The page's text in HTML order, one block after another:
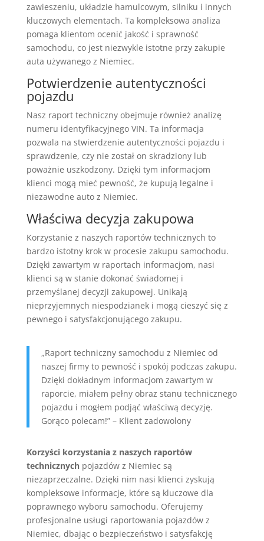
zawieszeniu, układzie hamulcowym, silniku i innych
kluczowych elementach. Ta kompleksowa analiza
pomaga klientom ocenić jakość i sprawność
samochodu, co jest niezwykle istotne przy zakupie
auta używanego z Niemiec.
Potwierdzenie autentyczności
pojazdu
Nasz raport techniczny obejmuje również analizę
numeru identyfikacyjnego VIN. Ta informacja
pozwala na stwierdzenie autentyczności pojazdu i
sprawdzenie, czy nie został on skradziony lub
poważnie uszkodzony. Dzięki tym informacjom
klienci mogą mieć pewność, że kupują legalne i
niezawodne auto z Niemiec.
Właściwa decyzja zakupowa
Korzystanie z naszych raportów technicznych to
bardzo istotny krok w procesie zakupu samochodu.
Dzięki zawartym w raportach informacjom, nasi
klienci są w stanie dokonać świadomej i
przemyślanej decyzji zakupowej. Unikają
nieprzyjemnych niespodzianek i mogą cieszyć się z
pewnego i satysfakcjonującego zakupu.
„Raport techniczny samochodu z Niemiec od
naszej firmy to pewność i spokój podczas zakupu.
Dzięki dokładnym informacjom zawartym w
raporcie, miałem pełny obraz stanu technicznego
pojazdu i mogłem podjąć właściwą decyzję.
Gorąco polecam!” – Klient zadowolony
Korzyści korzystania z naszych raportów
technicznychpojazdów z Niemiec są
niezaprzeczalne. Dzięki nim nasi klienci zyskują
kompleksowe informacje, które są kluczowe dla
poprawnego wyboru samochodu. Oferujemy
profesjonalne usługi raportowania pojazdów z
Niemiec, dbając o bezpieczeństwo i satysfakcję